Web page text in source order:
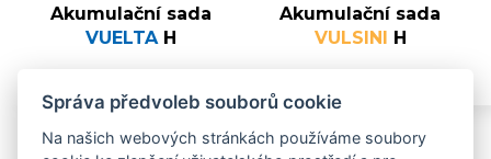
Akumulační sada
VUELTAH
Akumulační sada
VULSINI H
Impressum Kontakt Sledujte nás
Správa předvoleb souborů cookie
Na našich webových stránkách používáme soubory